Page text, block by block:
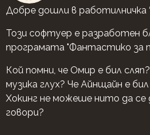
Добре дошли в работилничка
Този софтуер е разработен
програмата "Фантастико за
Кой помни, че Омир е бил
музика глух? Че Айнщайн е
Хокинг не можеше нито да се
говори?